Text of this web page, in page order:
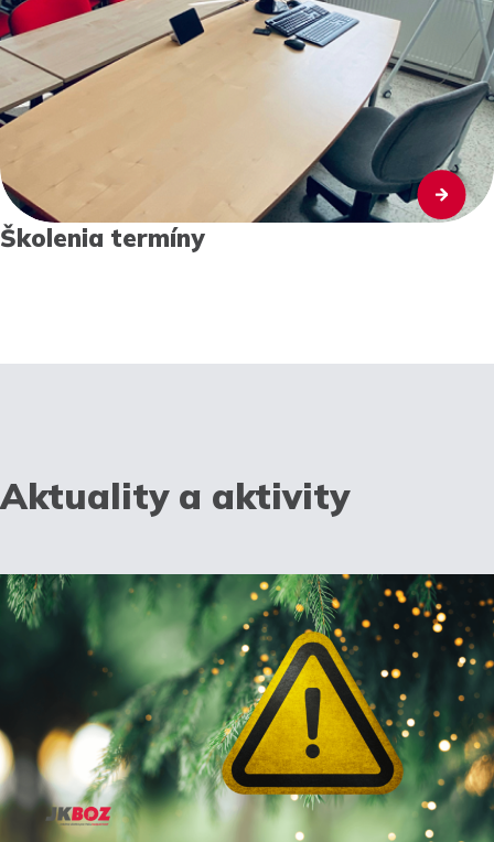
Školenia termíny
Aktuality a aktivity